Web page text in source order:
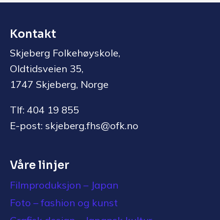
Kontakt
Skjeberg Folkehøyskole,
Oldtidsveien 35,
1747 Skjeberg, Norge
Tlf: 404 19 855
E-post: skjeberg.fhs@ofk.no
Våre linjer
Filmproduksjon – Japan
Foto – fashion og kunst